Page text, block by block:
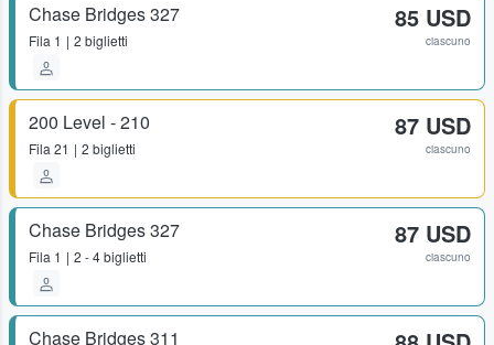
Chase Bridges 327
Fila 1 2 biglietti
85 USD
ciascuno
200 Level - 210
Fila 21 2 biglietti
87 USD
ciascuno
Chase Bridges 327
Fila 1 2 - 4 biglietti
87 USD
ciascuno
Chase Bridges 311